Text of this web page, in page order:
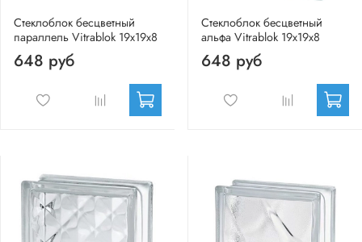
Стеклоблок бесцветный
параллель Vitrablok 19х19х8
648 руб
Стеклоблок бесцветный
альфа Vitrablok 19х19х8
648 руб